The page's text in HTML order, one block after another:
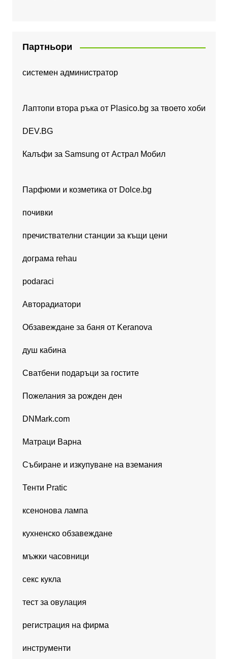
Партньори
системен администратор
Лаптопи втора ръка от Plasico.bg за твоето хоби
DEV.BG
Калъфи за Samsung от Астрал Мобил
Парфюми и козметика от Dolce.bg
почивки
пречиствателни станции за къщи цени
дограма rehau
podaraci
Авторадиатори
Обзавеждане за баня от Keranova
душ кабина
Сватбени подаръци за гостите
Пожелания за рожден ден
DNMark.com
Матраци Варна
Събиране и изкупуване на вземания
Тенти Pratic
ксенонова лампа
кухненско обзавеждане
мъжки часовници
секс кукла
тест за овулация
регистрация на фирма
инструменти